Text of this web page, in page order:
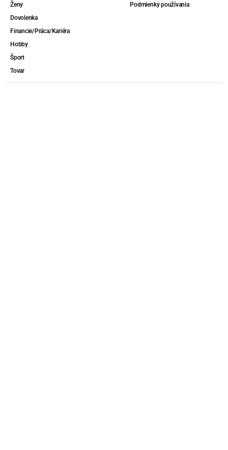
Ženy
Dovolenka
Financie/Práca/Kariéra
Hobby
Šport
Tovar
Podmienky používania